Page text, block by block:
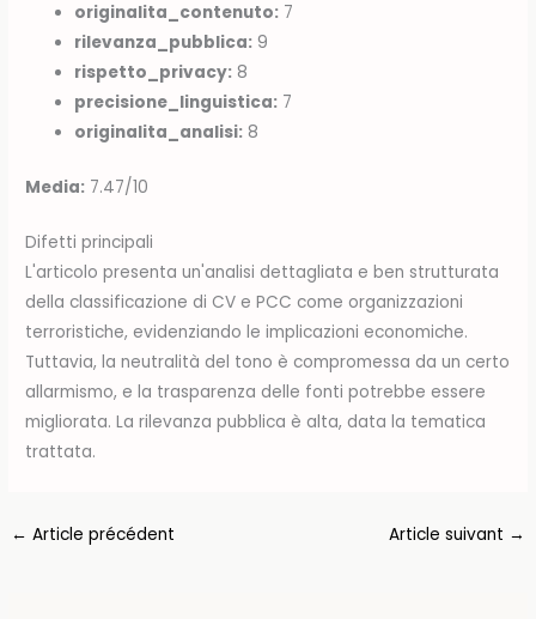
originalita_contenuto: 7
rilevanza_pubblica: 9
rispetto_privacy: 8
precisione_linguistica: 7
originalita_analisi: 8
Media: 7.47/10
Difetti principali
L'articolo presenta un'analisi dettagliata e ben strutturata
della classificazione di CV e PCC come organizzazioni
terroristiche, evidenziando le implicazioni economiche.
Tuttavia, la neutralità del tono è compromessa da un certo
allarmismo, e la trasparenza delle fonti potrebbe essere
migliorata. La rilevanza pubblica è alta, data la tematica
trattata.
← Article précédent Article suivant →